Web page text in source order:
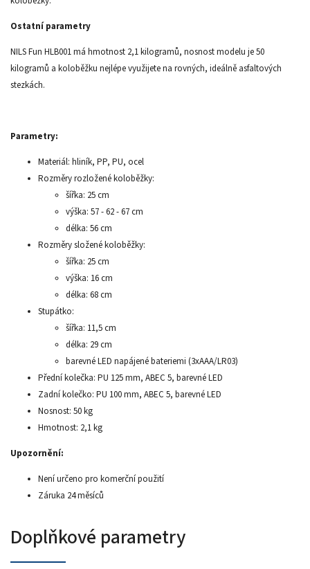
Ostatní parametry
NILS Fun HLB001 má hmotnost 2,1 kilogramů, nosnost modelu je 50
kilogramů a koloběžku nejlépe využijete na rovných, ideálně asfaltových
stezkách.
Parametry:
Materiál: hliník, PP, PU, ocel
Rozměry rozložené koloběžky:
šířka: 25 cm
výška: 57 - 62 - 67 cm
délka: 56 cm
Rozměry složené koloběžky:
šířka: 25 cm
výška: 16 cm
délka: 68 cm
Stupátko:
šířka: 11,5 cm
délka: 29 cm
barevné LED napájené bateriemi (3xAAA/LR03)
Přední kolečka: PU 125 mm, ABEC 5, barevné LED
Zadní kolečko: PU 100 mm, ABEC 5, barevné LED
Nosnost: 50 kg
Hmotnost: 2,1 kg
Upozornění:
Není určeno pro komerční použití
Záruka 24 měsíců
Doplňkové parametry